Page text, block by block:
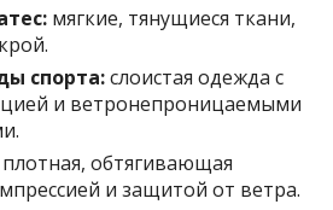
мягкие, тянущиеся ткани,
спорта:слоистая одежда с
и ветронепроницаемыми
плотная, обтягивающая
и защитой от ветра.